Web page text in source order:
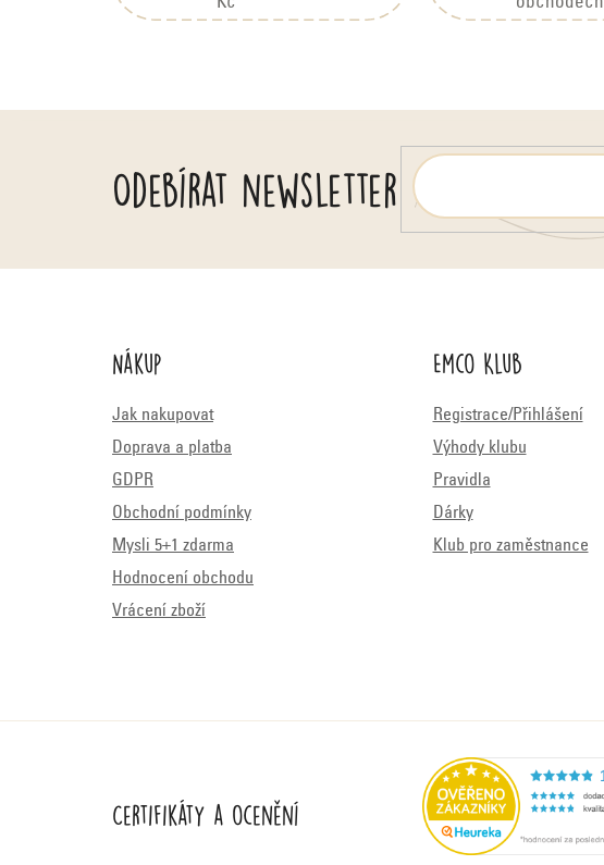
Kč
obchodech
Odebírat newsletter
Nákup
Jak nakupovat
Doprava a platba
GDPR
Obchodní podmínky
Mysli 5+1 zdarma
Hodnocení obchodu
Vrácení zboží
Emco Klub
Registrace/Přihlášení
Výhody klubu
Pravidla
Dárky
Klub pro zaměstnance
Certifikáty a ocenění